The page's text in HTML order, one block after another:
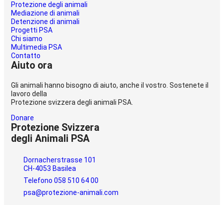
Protezione degli animali
Mediazione di animali
Detenzione di animali
Progetti PSA
Chi siamo
Multimedia PSA
Contatto
Aiuto ora
Gli animali hanno bisogno di aiuto, anche il vostro. Sostenete il
lavoro della
Protezione svizzera degli animali PSA.
Donare
Protezione Svizzera
degli Animali PSA
Dornacherstrasse 101
CH-4053 Basilea
Telefono 058 510 64 00
psa@protezione-animali.com